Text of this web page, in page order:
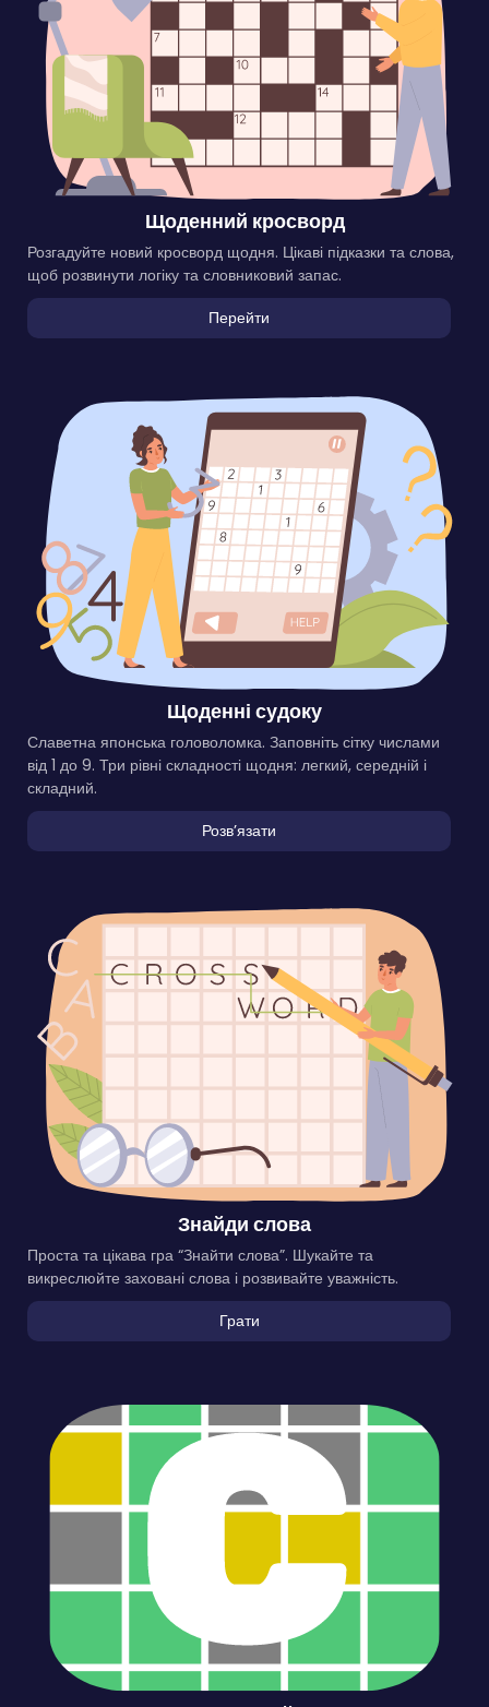
Щоденний кросворд
Розгадуйте новий кросворд щодня. Цікаві підказки та слова,
щоб розвинути логіку та словниковий запас.
Перейти
Щоденні судоку
Славетна японська головоломка. Заповніть сітку числами
від 1 до 9. Три рівні складності щодня: легкий, середній і
складний.
Розвʼязати
Знайди слова
Проста та цікава гра “Знайти слова”. Шукайте та
викреслюйте заховані слова і розвивайте уважність.
Грати